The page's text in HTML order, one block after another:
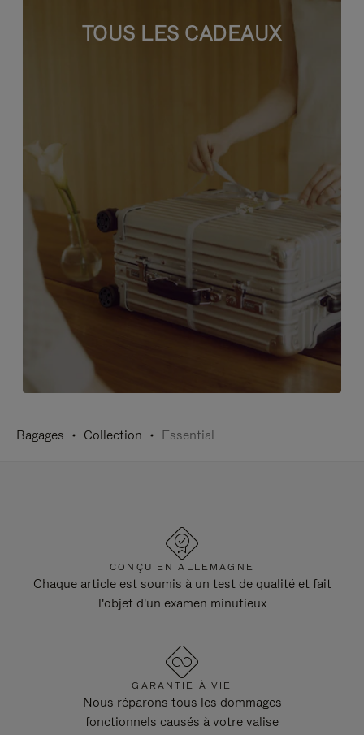
TOUS LES CADEAUX
Bagages Collection Essential
CONÇU EN ALLEMAGNE
Chaque article est soumis à un test de qualité et fait
l'objet d'un examen minutieux
GARANTIE À VIE
Nous réparons tous les dommages
fonctionnels causés à votre valise